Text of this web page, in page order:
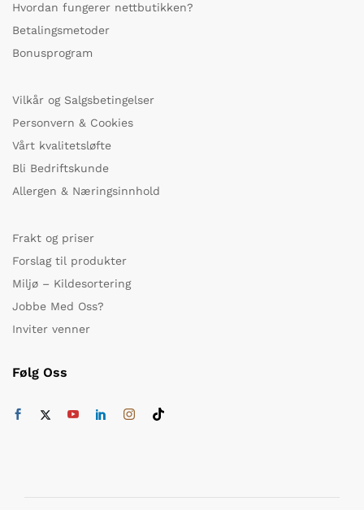
Hvordan fungerer nettbutikken?
Betalingsmetoder
Bonusprogram
Vilkår og Salgsbetingelser
Personvern & Cookies
Vårt kvalitetsløfte
Bli Bedriftskunde
Allergen & Næringsinnhold
Frakt og priser
Forslag til produkter
Miljø – Kildesortering
Jobbe Med Oss?
Inviter venner
Følg Oss